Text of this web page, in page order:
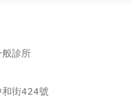
診所
和街424號